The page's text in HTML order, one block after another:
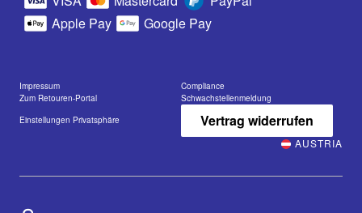
Apple Pay
Google Pay
Impressum
Compliance
Zum Retouren-Portal
Schwachstellenmeldung
Einstellungen Privatsphäre
Vertrag widerrufen
AUSTRIA